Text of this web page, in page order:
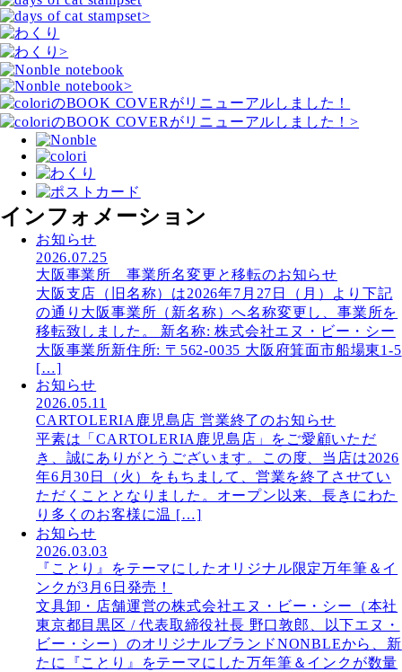
インフォメーション
お知らせ
2026.07.25
大阪事業所 事業所名変更と移転のお知らせ
大阪支店（旧名称）は2026年7月27日（月）より下記
の通り大阪事業所（新名称）へ名称変更し、事業所を
移転致しました。 新名称: 株式会社エヌ・ビー・シー
大阪事業所新住所: 〒562-0035 大阪府箕面市船場東1-5
[…]
お知らせ
2026.05.11
CARTOLERIA鹿児島店 営業終了のお知らせ
平素は「CARTOLERIA鹿児島店」をご愛顧いただ
き、誠にありがとうございます。この度、当店は2026
年6月30日（火）をもちまして、営業を終了させてい
ただくこととなりました。オープン以来、長きにわた
り多くのお客様に温 […]
お知らせ
2026.03.03
『ことり』をテーマにしたオリジナル限定万年筆＆イ
ンクが3月6日発売！
文具卸・店舗運営の株式会社エヌ・ビー・シー（本社
東京都目黒区 / 代表取締役社長 野口敦郎、以下エヌ・
ビー・シー）のオリジナルブランドNONBLEから、新
たに『ことり』をテーマにした万年筆＆インクが数量